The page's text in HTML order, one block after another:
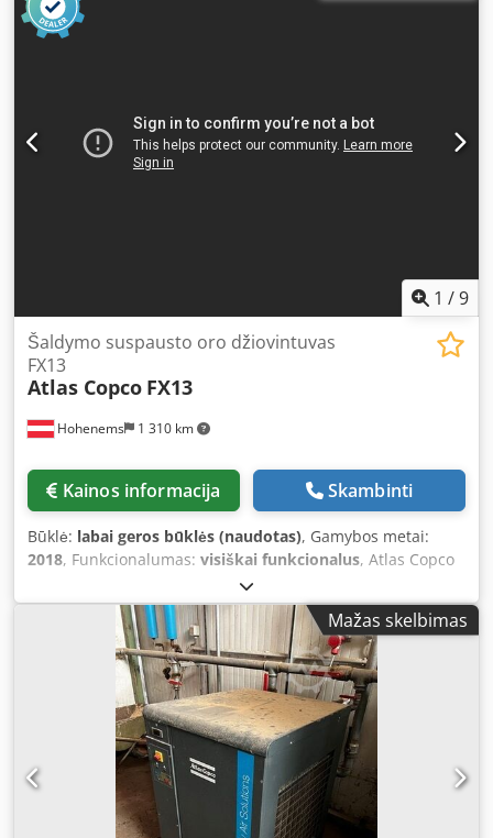
1 /9
Hohenems 1 310 km
Šaldymo suspausto oro džiovintuvas
FX13
Atlas Copco FX13
Kainos informacija Skambinti
Būklė: labai geros būklės (naudotas), Gamybos metai:
2018, Funkcionalumas: visiškai funkcionalus, Atlas Copco
FX13 suspausto oro džiovintuvas, 10,02 m³/min Dedpfx
Aoyrdifjmnjck
Mažas skelbimas